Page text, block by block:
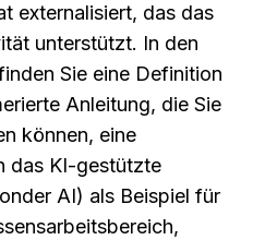
externalisiert, das das
unterstützt. In den
Sie eine Definition
Anleitung, die Sie
können, eine
das KI-gestützte
AI) als Beispiel für